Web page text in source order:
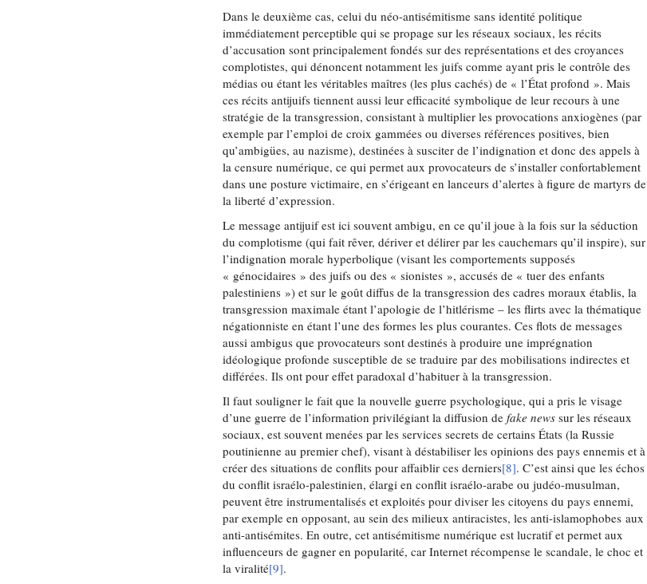
Dans le deuxième cas, celui du néo-antisémitisme sans identité politique
immédiatement perceptible qui se propage sur les réseaux sociaux, les récits
d’accusation sont principalement fondés sur des représentations et des croyances
complotistes, qui dénoncent notamment les juifs comme ayant pris le contrôle des
médias ou étant les véritables maîtres (les plus cachés) de « l’État profond ». Mais
ces récits antijuifs tiennent aussi leur efficacité symbolique de leur recours à une
stratégie de la transgression, consistant à multiplier les provocations anxiogènes (par
exemple par l’emploi de croix gammées ou diverses références positives, bien
qu’ambigües, au nazisme), destinées à susciter de l’indignation et donc des appels à
la censure numérique, ce qui permet aux provocateurs de s’installer confortablement
dans une posture victimaire, en s’érigeant en lanceurs d’alertes à figure de martyrs de
la liberté d’expression.
Le message antijuif est ici souvent ambigu, en ce qu’il joue à la fois sur la séduction
du complotisme (qui fait rêver, dériver et délirer par les cauchemars qu’il inspire), sur
l’indignation morale hyperbolique (visant les comportements supposés
« génocidaires » des juifs ou des « sionistes », accusés de « tuer des enfants
palestiniens ») et sur le goût diffus de la transgression des cadres moraux établis, la
transgression maximale étant l’apologie de l’hitlérisme – les flirts avec la thématique
négationniste en étant l’une des formes les plus courantes. Ces flots de messages
aussi ambigus que provocateurs sont destinés à produire une imprégnation
idéologique profonde susceptible de se traduire par des mobilisations indirectes et
différées. Ils ont pour effet paradoxal d’habituer à la transgression.
Il faut souligner le fait que la nouvelle guerre psychologique, qui a pris le visage
d’une guerre de l’information privilégiant la diffusion defake news sur les réseaux
sociaux, est souvent menées par les services secrets de certains États (la Russie
poutinienne au premier chef), visant à déstabiliser les opinions des pays ennemis et à
créer des situations de conflits pour affaiblir ces derniers[8]. C’est ainsi que les échos
du conflit israélo-palestinien, élargi en conflit israélo-arabe ou judéo-musulman,
peuvent être instrumentalisés et exploités pour diviser les citoyens du pays ennemi,
par exemple en opposant, au sein des milieux antiracistes, les anti-islamophobes aux
anti-antisémites. En outre, cet antisémitisme numérique est lucratif et permet aux
influenceurs de gagner en popularité, car Internet récompense le scandale, le choc et
la viralité[9].